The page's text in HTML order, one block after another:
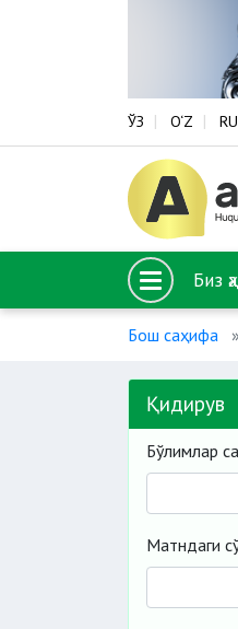
ЎЗ O‘Z RU
Биз
Бош саҳифа
Қидирув
Бўлимлар
Матндаги